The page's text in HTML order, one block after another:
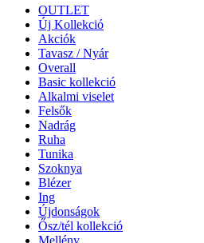
OUTLET
Új Kollekció
Akciók
Tavasz / Nyár
Overall
Basic kollekció
Alkalmi viselet
Felsők
Nadrág
Ruha
Tunika
Szoknya
Blézer
Ing
Újdonságok
Ősz/tél kollekció
Mellény